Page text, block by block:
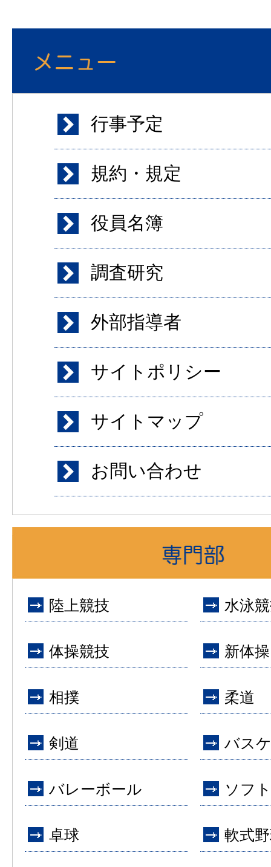
行事予定
規約・規定
役員名簿
調査研究
外部指導者
サイトポリシー
サイトマップ
お問い合わせ
陸上競技 水泳
体操競技 新体操
相撲 柔道
剣道 バス
バレーボール ソフ
卓球 軟式